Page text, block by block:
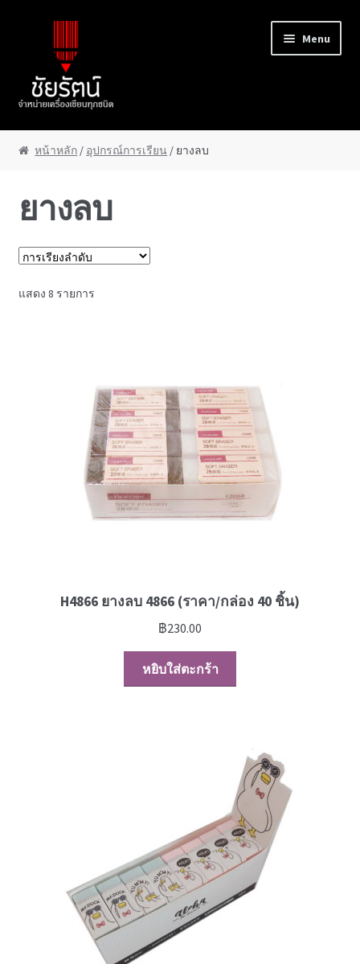
Menu
หน้าแรก
Cart
Checkout
Contact Us
หน้าหลัก / อุปกรณ์การเรียน / ยางลบ
ยางลบ
แสดง 8 รายการ
H4866 ยางลบ 4866 (ราคา/กล่อง 40 ชิ้น)
฿230.00
หยิบใส่ตะกร้า